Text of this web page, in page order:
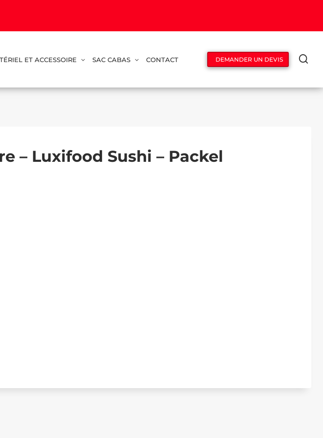
ET ACCESSOIRE SAC CABAS CONTACT DEMANDER UN DEVIS
– Luxifood Sushi – Packel